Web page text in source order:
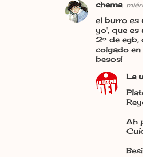
C
o
chema
el burro es
yo', que es
2º de egb,
colgado en
besos!
La
Ah